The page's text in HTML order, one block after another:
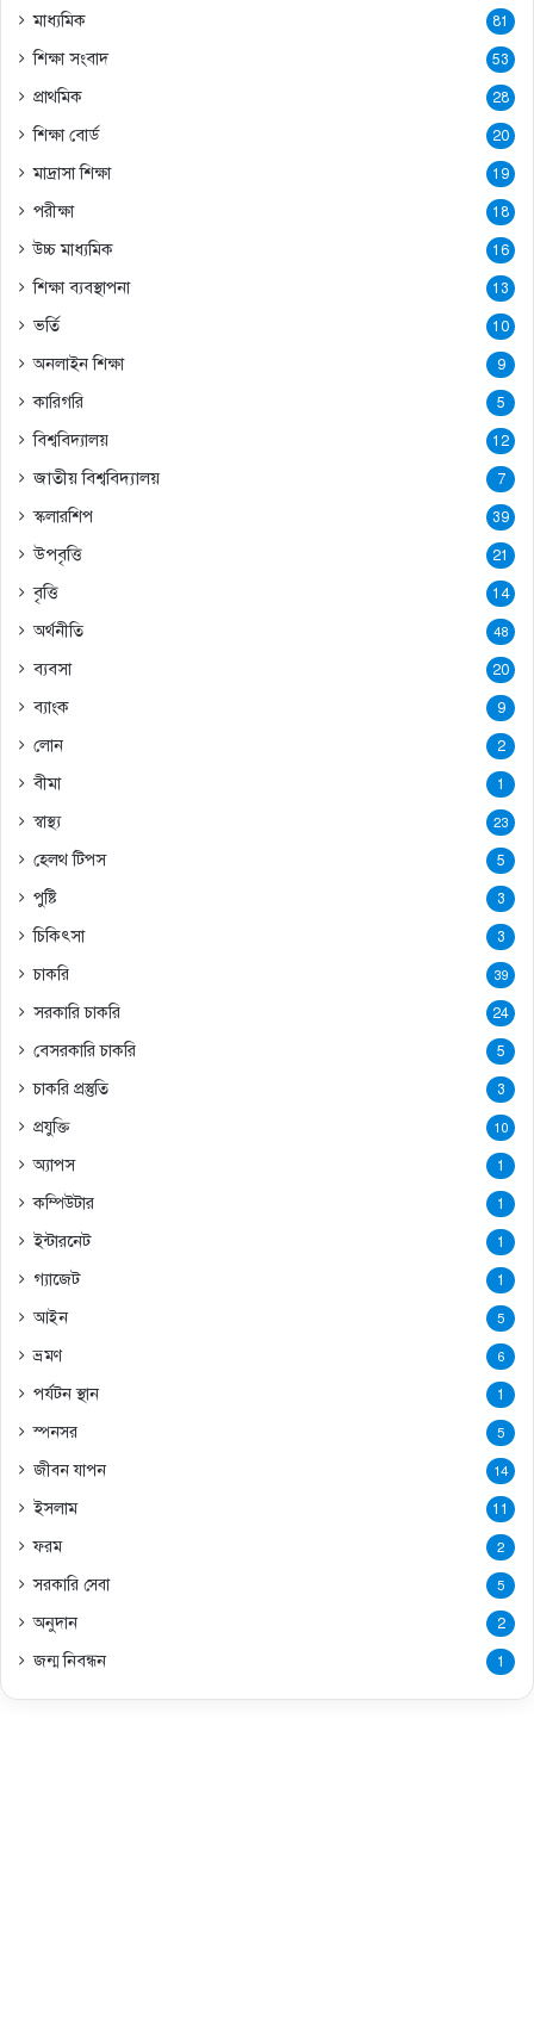
মাধ্যমিক 81
শিক্ষা সংবাদ 53
প্রাথমিক 28
শিক্ষা বোর্ড 20
মাদ্রাসা শিক্ষা 19
পরীক্ষা 18
উচ্চ মাধ্যমিক 16
শিক্ষা ব্যবস্থাপনা 13
ভর্তি 10
অনলাইন শিক্ষা 9
কারিগরি 5
বিশ্ববিদ্যালয় 12
জাতীয় বিশ্ববিদ্যালয় 7
স্কলারশিপ 39
উপবৃত্তি 21
বৃত্তি 14
অর্থনীতি 48
ব্যবসা 20
ব্যাংক 9
লোন 2
বীমা 1
স্বাস্থ্য 23
হেলথ টিপস 5
পুষ্টি 3
চিকিৎসা 3
চাকরি 39
সরকারি চাকরি 24
বেসরকারি চাকরি 5
চাকরি প্রস্তুতি 3
প্রযুক্তি 10
অ্যাপস 1
কম্পিউটার 1
ইন্টারনেট 1
গ্যাজেট 1
আইন 5
ভ্রমণ 6
পর্যটন স্থান 1
স্পনসর 5
জীবন যাপন 14
ইসলাম 11
ফরম 2
সরকারি সেবা 5
অনুদান 2
জন্ম নিবন্ধন 1